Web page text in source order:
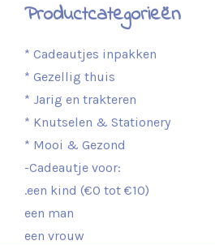
Productcategorieën
* Cadeautjes inpakken
* Gezellig thuis
* Jarig en trakteren
* Knutselen & Stationery
* Mooi & Gezond
-Cadeautje voor:
.een kind (€0 tot €10)
een man
een vrouw